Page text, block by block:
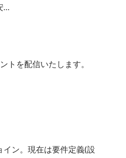
…
トを配信いたします。
ン。現在は要件定義(設